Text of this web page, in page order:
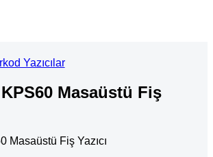
Yazıcılar
Masaüstü Fiş
Masaüstü Fiş Yazıcı